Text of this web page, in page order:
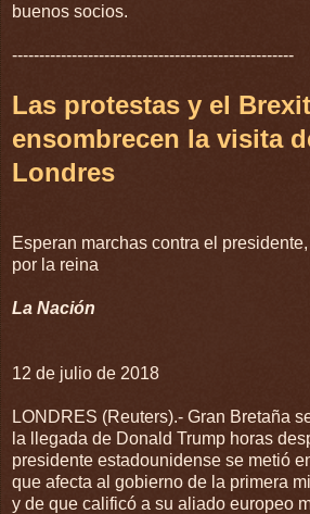
buenos socios.
----------------------------------------------------
Las protestas y el Brexit
ensombrecen la visita
Londres
Esperan marchas contra el
por la reina
La Nación
12 de julio de 2018
LONDRES (Reuters).- Gran Bretaña
la llegada de Donald Trump horas
presidente estadounidense se metió
que afecta al gobierno de la primera
y de que calificó a su aliado europeo